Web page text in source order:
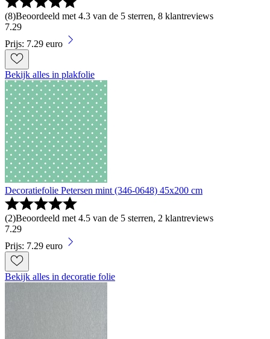
(8)Beoordeeld met 4.3 van de 5 sterren, 8 klantreviews
7.29
Prijs: 7.29 euro
Bekijk alles in plakfolie
Decoratiefolie Petersen mint (346-0648) 45x200 cm
(2)Beoordeeld met 4.5 van de 5 sterren, 2 klantreviews
7.29
Prijs: 7.29 euro
Bekijk alles in decoratie folie